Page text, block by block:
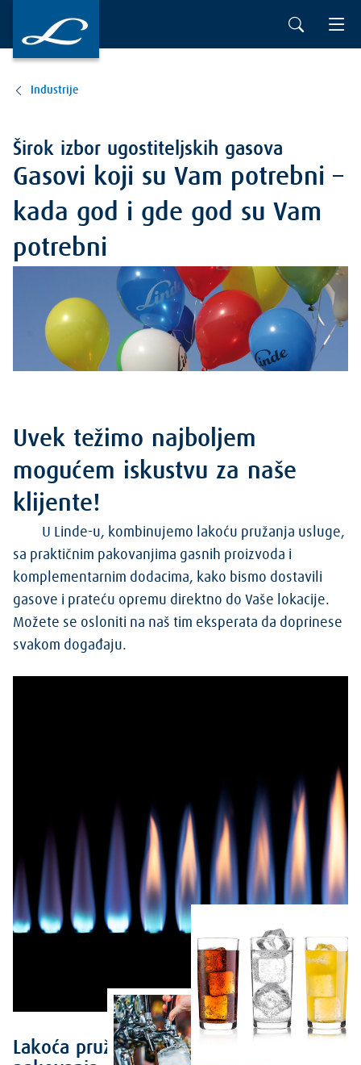
Industrije
Širok izbor ugostiteljskih gasova
Gasovi koji su Vam potrebni –
kada god i gde god su Vam
potrebni
Uvek težimo najboljem
mogućem iskustvu za naše
klijente!
U Linde-u, kombinujemo lakoću pružanja usluge,
sa praktičnim pakovanjima gasnih proizvoda i
komplementarnim dodacima, kako bismo dostavili
gasove i prateću opremu direktno do Vaše lokacije.
Možete se osloniti na naš tim eksperata da doprinese
svakom događaju.
Lakoća pružanja usluge i praktična